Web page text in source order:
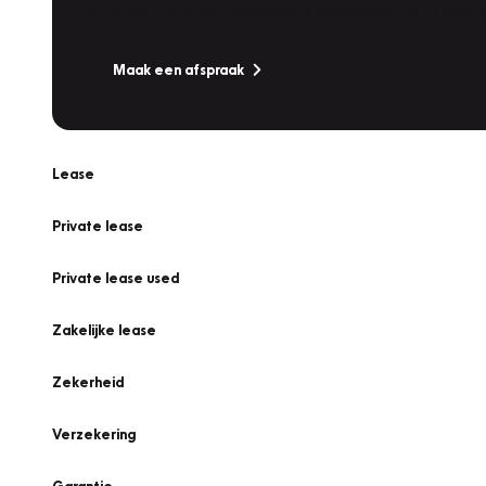
Maak een afspraak
Lease
Private lease
Private lease used
Zakelijke lease
Zekerheid
Verzekering